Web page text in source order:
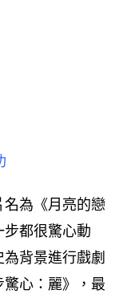
名為《月亮的戀
都很驚心動
背景進行戲劇
心：麗》，最